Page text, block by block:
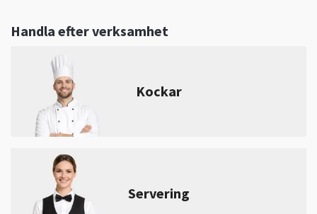
Handla efter verksamhet
Kockar
Servering